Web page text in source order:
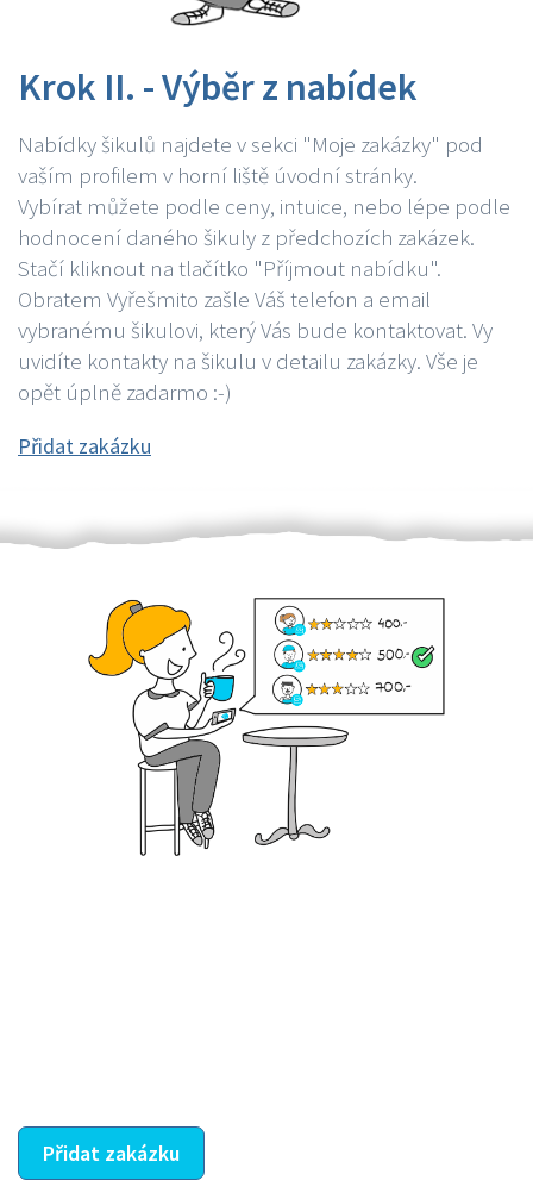
Krok II. - Výběr z nabídek
Nabídky šikulů najdete v sekci "Moje zakázky" pod
vaším profilem v horní liště úvodní stránky.
Vybírat můžete podle ceny, intuice, nebo lépe podle
hodnocení daného šikuly z předchozích zakázek.
Stačí kliknout na tlačítko "Příjmout nabídku".
Obratem Vyřešmito zašle Váš telefon a email
vybranému šikulovi, který Vás bude kontaktovat. Vy
uvidíte kontakty na šikulu v detailu zakázky. Vše je
opět úplně zadarmo :-)
Přidat zakázku
Přidat zakázku